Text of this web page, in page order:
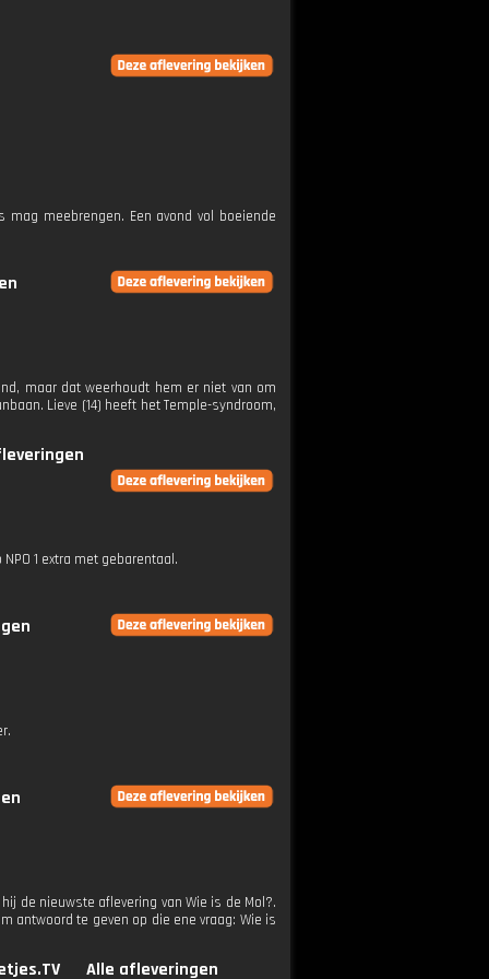
meebrengen. Een avond vol boeiende
maar dat weerhoudt hem er niet van om
Lieve (14) heeft het Temple-syndroom,
1 extra met gebarentaal.
de nieuwste aflevering van Wie is de Mol?.
antwoord te geven op die ene vraag: Wie is
Alle afleveringen